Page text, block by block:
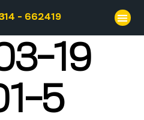
- 662419
19
5